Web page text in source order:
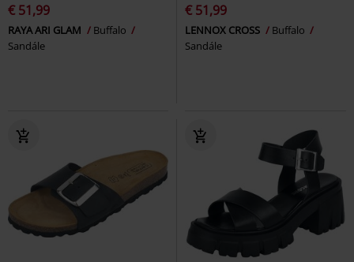
€ 51,99
RAYA ARI GLAM
Buffalo
Sandále
€ 51,99
LENNOX CROSS
Buffalo
Sandále